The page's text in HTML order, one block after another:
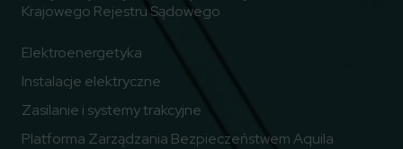
Krajowego Rejestru Sądowego
Elektroenergetyka
Instalacje elektryczne
Zasilanie i systemy trakcyjne
Platforma Zarządzania Bezpieczeństwem Aquila